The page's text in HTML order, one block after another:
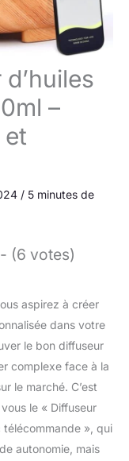
–
/ 5 minutes de
(6 votes)
aspirez à créer
dans votre
le bon diffuseur
complexe face à la
le marché. C’est
le « Diffuseur
télécommande », qui
autonomie, mais